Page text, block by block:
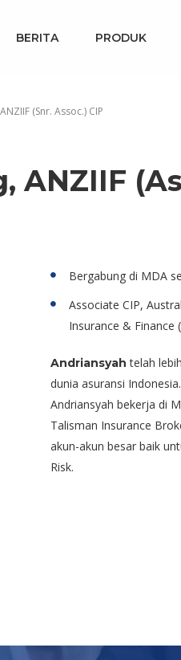
BERITA PRODUK
(Snr. Assoc.) CIP
ANZIIF
Bergabung di MDA
Associate CIP,
Insurance & Finance
Andriansyah telah
dunia asuransi
Andriansyah bekerja di
Talisman Insurance
akun-akun besar baik
Risk.